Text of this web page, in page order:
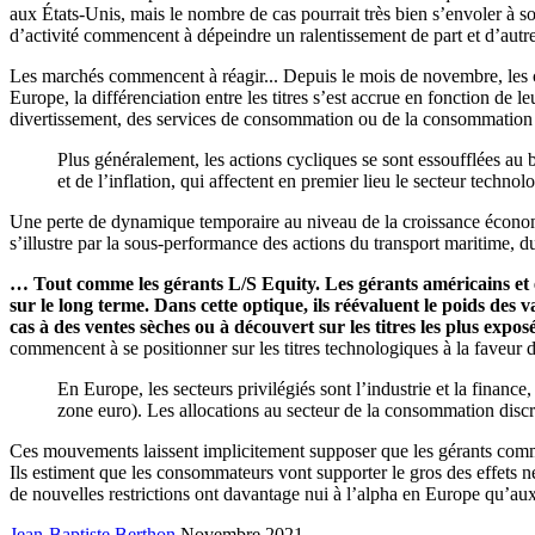
aux États-Unis, mais le nombre de cas pourrait très bien s’envoler à
d’activité commencent à dépeindre un ralentissement de part et
Les marchés commencent à réagir... Depuis le mois de novembre,
Europe, la différenciation entre les titres s’est accrue en fonction de
divertissement, des services de consommation ou de la
Plus généralement, les actions cycliques se sont essoufflées
et de l’inflation, qui affectent en premier lieu le secteur
Une perte de dynamique temporaire au niveau de la croissance
s’illustre par la sous-performance des actions du transport maritime,
… Tout comme les gérants L/S Equity. Les gérants américains
sur le long terme. Dans cette optique, ils réévaluent le poids des
cas à des ventes sèches ou à découvert sur les titres les plus
commencent à se positionner sur les titres technologiques à la faveur
En Europe, les secteurs privilégiés sont l’industrie et la
zone euro). Les allocations au secteur de la consommation
Ces mouvements laissent implicitement supposer que les gérants
Ils estiment que les consommateurs vont supporter le gros des effets
de nouvelles restrictions ont davantage nui à l’alpha en Europe